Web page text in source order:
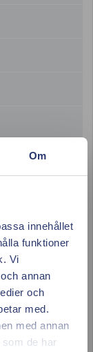
Om
innehållet
funktioner
Vi
annan
och
med.
med annan
de harStäng